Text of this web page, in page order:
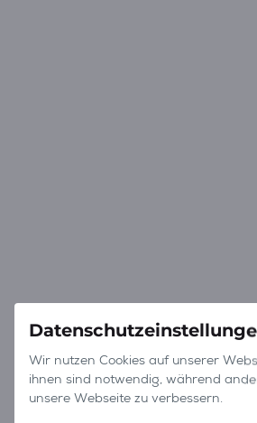
Wir nutzen Cookies auf unserer
ihnen sind notwendig, während
unsere Webseite zu verbessern.